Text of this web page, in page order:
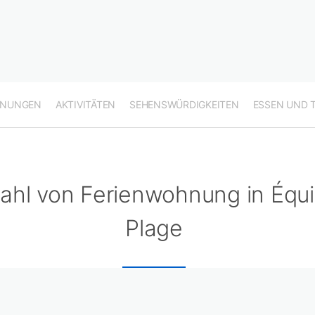
AKTIVITÄTEN SEHENSWÜRDIGKEITEN ESSEN UND
von Ferienwohnung in
Plage